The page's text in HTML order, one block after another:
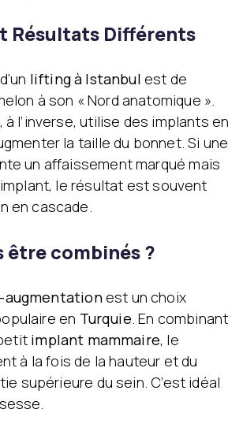
Résultats Différents
lifting à Istanbul est de
à son « Nord anatomique ».
à l’inverse, utilise des implants en
la taille du bonnet. Si une
un affaissement marqué mais
implant, le résultat est souvent
en cascade.
être combinés ?
augmentationest un choix
en Turquie. En combinant
implant mammaire, le
à la fois de la hauteur et du
supérieure du sein. C’est idéal